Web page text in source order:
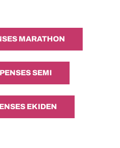
MARATHON
SEMI
EKIDEN